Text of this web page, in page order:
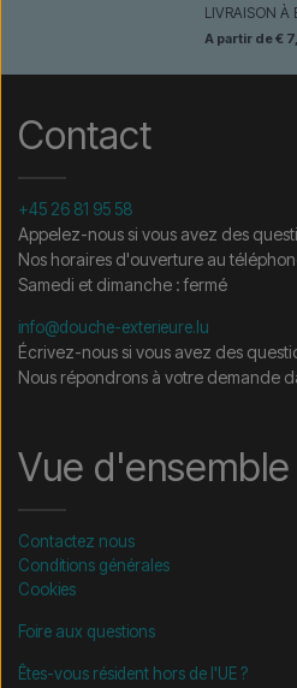
LIVRAISON À
A partir de €
Contact
+45 26 81 95 58
Appelez-nous si vous avez des
Nos horaires d'ouverture au
Samedi et dimanche : fermé
info@douche-exterieure.lu
Écrivez-nous si vous avez des
Nous répondrons à votre demande
Vue d'ensemble
Contactez nous
Conditions générales
Cookies
Foire aux questions
Êtes-vous résident hors de l'UE ?